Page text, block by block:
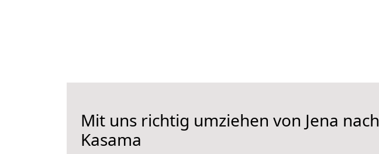
Mit uns richtig umziehen von Jena nach
Kasama